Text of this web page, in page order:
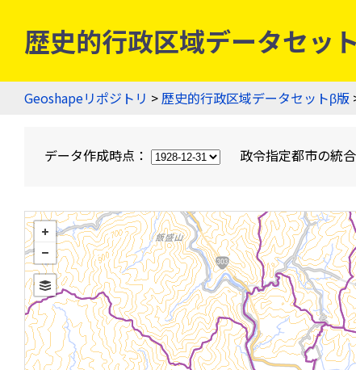
歴史的行政区域データセッ
Geoshapeリポジトリ >歴史的行政区域データセットβ版
データ作成時点： 政令指定都市の統合